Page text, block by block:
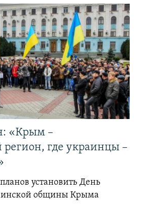
«Крым –
где украинцы –
установить День
общины Крыма